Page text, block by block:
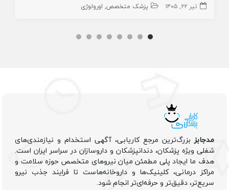
تیر ۲۲, ۱۴۰۵ پزشک متخصص اورولوژی
مدجابزبزرگ‌ترین مرجع کاریابی، آگهی استخدام و نیازمندی‌های
شغلی ویژه پزشکان، دندانپزشکان و داروسازان در سراسر ایران است.
هدف ما ایجاد پلی مطمئن میان نیروهای متخصص حوزه سلامت و
مراکز درمانی، کلینیک‌ها و داروخانه‌هاست تا فرایند جذب نیرو
سریع‌تر، دقیق‌تر و حرفه‌ای‌تر انجام شود.